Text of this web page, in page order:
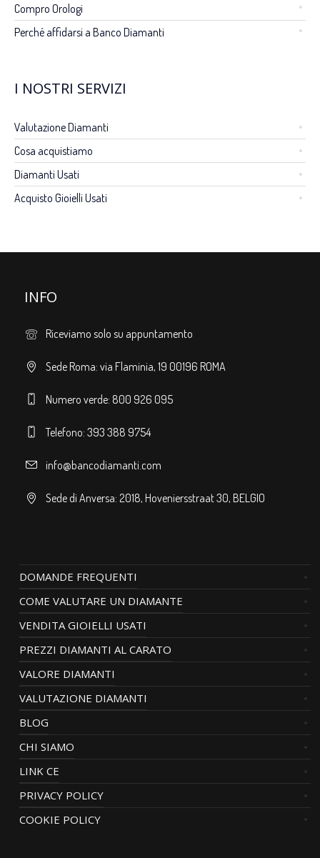
Compro Orologi
Perché affidarsi a Banco Diamanti
I NOSTRI SERVIZI
Valutazione Diamanti
Cosa acquistiamo
Diamanti Usati
Acquisto Gioielli Usati
INFO
Riceviamo solo su appuntamento
Sede Roma: via Flaminia, 19 00196 ROMA
Numero verde: 800 926 095
Telefono: 393 388 9754
info@bancodiamanti.com
Sede di Anversa: 2018, Hoveniersstraat 30, BELGIO
DOMANDE FREQUENTI
COME VALUTARE UN DIAMANTE
VENDITA GIOIELLI USATI
PREZZI DIAMANTI AL CARATO
VALORE DIAMANTI
VALUTAZIONE DIAMANTI
BLOG
CHI SIAMO
LINK CE
PRIVACY POLICY
COOKIE POLICY